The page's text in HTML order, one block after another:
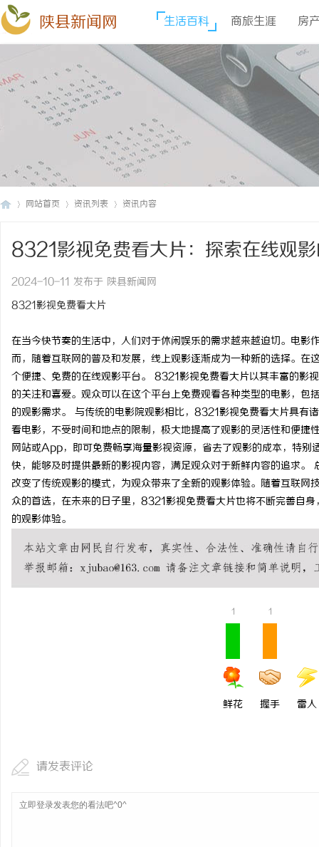
陕县新闻网 生活百科 商旅生涯 房
网站首页 资讯列表 资讯内容
8321影视免费看大片：探索在线观
2024-10-11 发布于 陕县新闻网
8321影视免费看大片
在当今快节奏的生活中，人们对于休闲娱乐的需求越来越迫切。电
而，随着互联网的普及和发展，线上观影逐渐成为一种新的选择。
个便捷、免费的在线观影平台。 8321影视免费看大片以其丰富的影
的关注和喜爱。观众可以在这个平台上免费观看各种类型的电影，
的观影需求。 与传统的电影院观影相比，8321影视免费看大片具有
看电影，不受时间和地点的限制，极大地提高了观影的灵活性和便
网站或App，即可免费畅享海量影视资源，省去了观影的成本，特
快，能够及时提供最新的影视内容，满足观众对于新鲜内容的追求
改变了传统观影的模式，为观众带来了全新的观影体验。随着互联
众的首选，在未来的日子里，8321影视免费看大片也将不断完善自
的观影体验。
1
鲜花
1
握手 雷人
请发表评论
温婉灵动，一眼万年！
唇，才是你整张脸的点
气质加分项